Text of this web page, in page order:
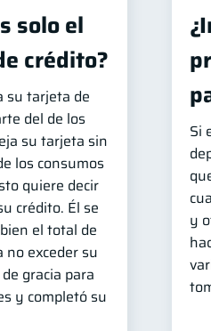
solo el
crédito?
su tarjeta de
del de los
su tarjeta sin
los consumos
quiere decir
crédito. Él se
el total de
exceder su
gracia para
y completó su
Si
y